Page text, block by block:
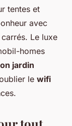
tentes et
avec
Le luxe
homes
jardin
le wifi